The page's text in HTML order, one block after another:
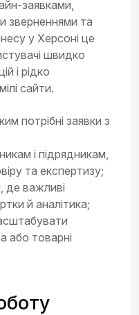
заявками,
зверненнями та
у Херсоні це
швидко
і рідко
сайти.
потрібні заявки з
і підрядникам,
та експертизу;
де важливі
й аналітика;
або товарні